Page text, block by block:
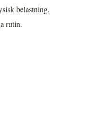
belastning.
rutin.